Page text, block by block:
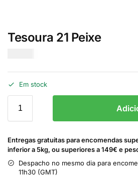
Tesoura 21 Peixe
Em stock
Entregas gratuitas para encomendas
inferior a 5kg, ou superiores a 149€ e
Despacho no mesmo dia para
11h30 (GMT)